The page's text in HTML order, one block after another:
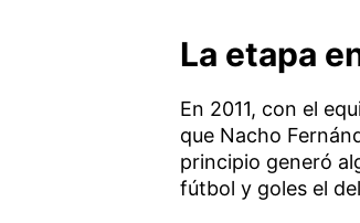
La etapa
En 2011, con el
que Nacho
principio generó
fútbol y goles el